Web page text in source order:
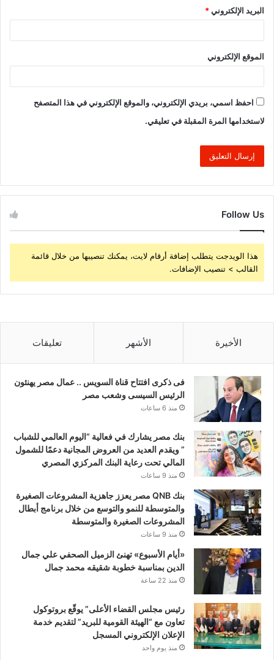
البريد الإلكتروني*
الموقع الإلكتروني
احفظ اسمي، بريدي الإلكتروني، والموقع الإلكتروني في هذا المتصفح
لاستخدامها المرة المقبلة في تعليقي.
Follow Us
هذا الويدجت يتطلب إضافة أرقام لايت، يمكنك تنصيبها من خلال قائمة
القالب > تنصيب الإضافات.
الأخيرة الأشهر تعليقات
فى ذكرى افتتاح قناة السويس .. عمال مصر يهنئون
الرئيس السيسى وشعب مصر
منذ 6 ساعات
بنك مصر يشارك في فعالية “اليوم العالمي للشباب
” ويقدم العديد من العروض المجانية دعمًا للشمول
المالي تحت رعاية البنك المركزي المصري
منذ 9 ساعات
بنك QNB مصر يعزز جاهزية المشروعات الصغيرة
والمتوسطة للنمو والتوسع من خلال برنامج أبطال
المشروعات الصغيرة والمتوسطة
منذ 9 ساعات
«أيام الأسبوع» تهنئ الزميل الصحفي علي جمال
الدين بمناسبة خطوبة شقيقه محمد جمال
منذ 22 ساعة
رئيس مجلس القضاء الأعلى” يوقّع بروتوكول
تعاون مع “الهيئة القومية للبريد” لتقديم خدمة
الإعلان الإلكتروني المسجل
منذ يوم واحد